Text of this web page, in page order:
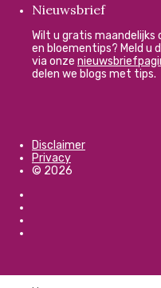
Nieuwsbrief
Wilt u gratis maandelijks
en bloementips? Meld u
via onze
delen we blogs met tips.
Disclaimer
Privacy
© 2026